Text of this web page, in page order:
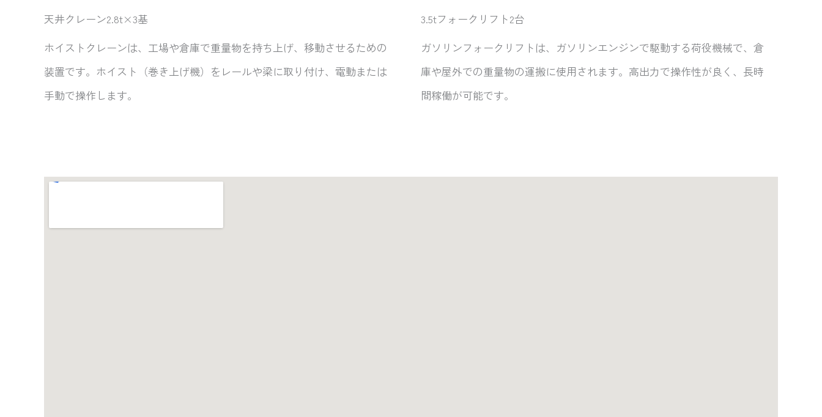
天井クレーン2.8t×3基
ホイストクレーンは、工場や倉庫で重量物を持ち上げ、移動させるための
装置です。ホイスト（巻き上げ機）をレールや梁に取り付け、電動または
手動で操作します。
3.5tフォークリフト2台
ガソリンフォークリフトは、ガソリンエンジンで駆動する荷役機械で、倉
庫や屋外での重量物の運搬に使用されます。高出力で操作性が良く、長時
間稼働が可能です。